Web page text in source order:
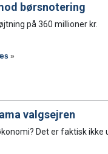
børsnotering
på 360 millioner kr.
»
valgsejren
Det er faktisk ikke